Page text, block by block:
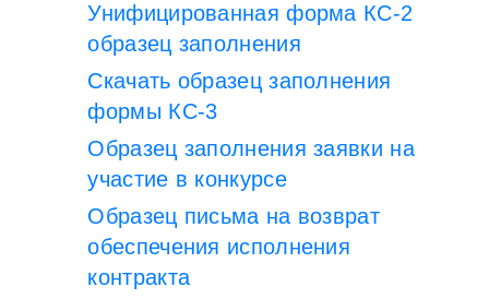
Унифицированная форма КС-2
образец заполнения
Скачать образец заполнения
формы КС-3
Образец заполнения заявки на
участие в конкурсе
Образец письма на возврат
обеспечения исполнения
контракта